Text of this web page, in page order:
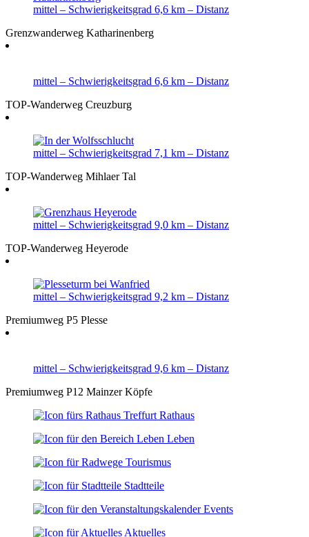
mittel – Schwierigkeitsgrad 6,6 km – Distanz
Grenzwanderweg Katharinenberg
mittel – Schwierigkeitsgrad 6,6 km – Distanz
TOP-Wanderweg Creuzburg
mittel – Schwierigkeitsgrad 7,1 km – Distanz
TOP-Wanderweg Mihlaer Tal
mittel – Schwierigkeitsgrad 9,0 km – Distanz
TOP-Wanderweg Heyerode
mittel – Schwierigkeitsgrad 9,2 km – Distanz
Premiumweg P5 Plesse
mittel – Schwierigkeitsgrad 9,6 km – Distanz
Premiumweg P12 Mainzer Köpfe
Rathaus
Leben
Tourismus
Stadtteile
Events
Aktuelles